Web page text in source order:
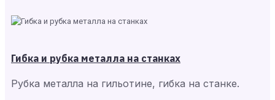
Гибка и рубка металла на станках
Рубка металла на гильотине, гибка на станке.